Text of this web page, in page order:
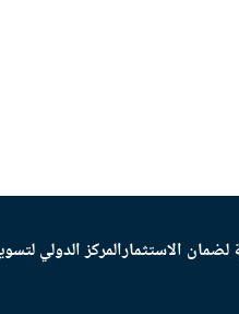
لضمان الاستثمارالمركز الدولي